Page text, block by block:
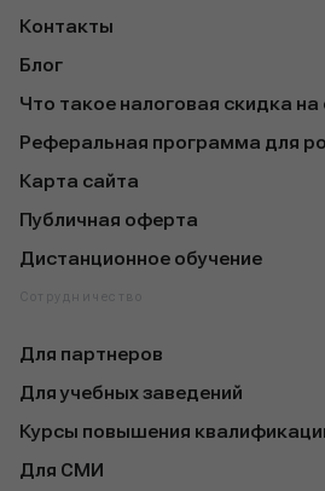
Контакты
Блог
Что такое налоговая скидка на
Реферальная программа для
Карта сайта
Публичная оферта
Дистанционное обучение
Сотрудничество
Для партнеров
Для учебных заведений
Курсы повышения
Для СМИ